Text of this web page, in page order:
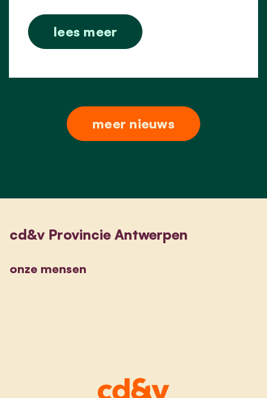
lees meer
meer nieuws
cd&v Provincie Antwerpen
onze mensen